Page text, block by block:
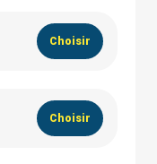
Choisir
Choisir